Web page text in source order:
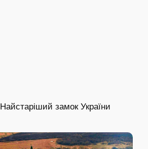
Найстаріший замок України